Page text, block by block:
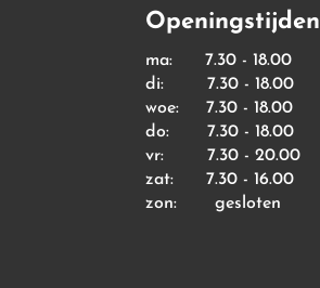
Openingstijden
ma: 7.30 - 18.00
di: 7.30 - 18.00
woe: 7.30 - 18.00
do: 7.30 - 18.00
vr: 7.30 - 20.00
zat: 7.30 - 16.00
zon: gesloten